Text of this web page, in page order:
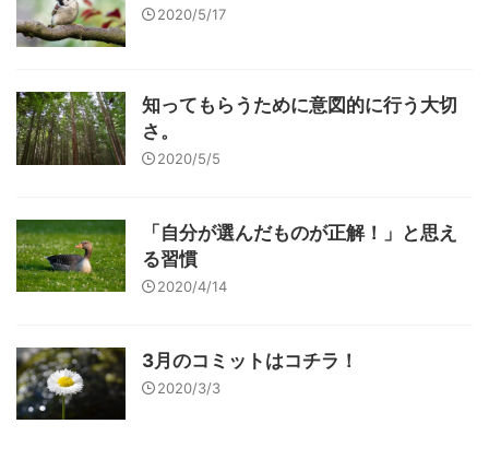
2020/5/17
知ってもらうために意図的に行う大切
さ。
2020/5/5
「自分が選んだものが正解！」と思え
る習慣
2020/4/14
3月のコミットはコチラ！
2020/3/3